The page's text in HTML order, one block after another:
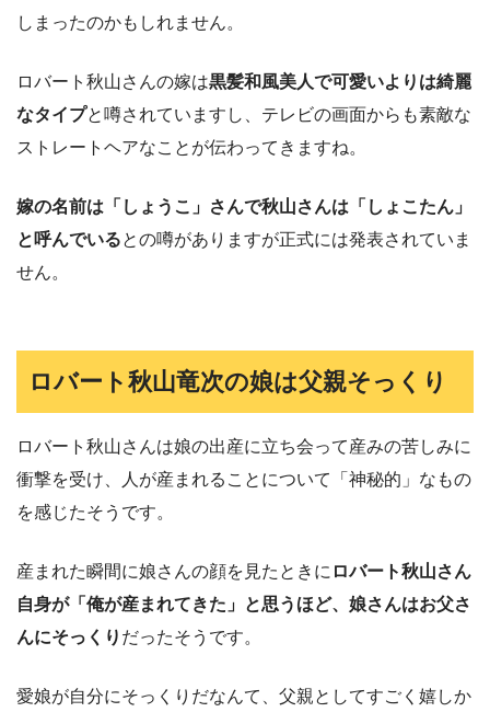
しまったのかもしれません。
ロバート秋山さんの嫁は黒髪和風美人で可愛いよりは綺麗
なタイプと噂されていますし、テレビの画面からも素敵な
ストレートヘアなことが伝わってきますね。
嫁の名前は「しょうこ」さんで秋山さんは「しょこたん」
と呼んでいるとの噂がありますが正式には発表されていま
せん。
ロバート秋山竜次の娘は父親そっくり
ロバート秋山さんは娘の出産に立ち会って産みの苦しみに
衝撃を受け、人が産まれることについて「神秘的」なもの
を感じたそうです。
産まれた瞬間に娘さんの顔を見たときに ロバート秋山さん
自身が「俺が産まれてきた」と思うほど、娘さんはお父さ
んにそっくり だったそうです。
愛娘が自分にそっくりだなんて、父親としてすごく嬉しか